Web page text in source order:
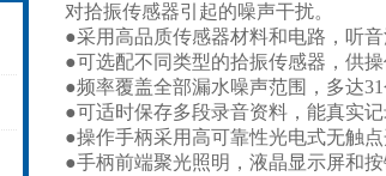
对拾振传感器引起的噪声干扰。
●采用高品质传感器材料和电路，听音
●可选配不同类型的拾振传感器，供操
●频率覆盖全部漏水噪声范围，多达
●可适时保存多段录音资料，能真实
●操作手柄采用高可靠性光电式无触
●手柄前端聚光照明，液晶显示屏和